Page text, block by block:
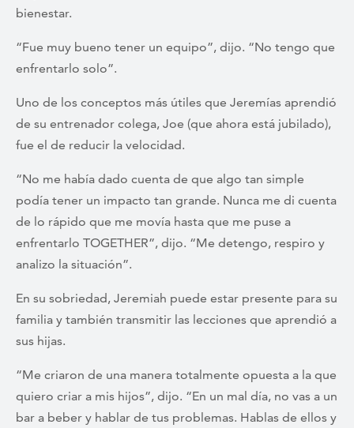
bienestar.
“Fue muy bueno tener un equipo”, dijo. “No tengo que
enfrentarlo solo”.
Uno de los conceptos más útiles que Jeremías aprendió
de su entrenador colega, Joe (que ahora está jubilado),
fue el de reducir la velocidad.
“No me había dado cuenta de que algo tan simple
podía tener un impacto tan grande. Nunca me di cuenta
de lo rápido que me movía hasta que me puse a
enfrentarlo TOGETHER”, dijo. “Me detengo, respiro y
analizo la situación”.
En su sobriedad, Jeremiah puede estar presente para su
familia y también transmitir las lecciones que aprendió a
sus hijas.
“Me criaron de una manera totalmente opuesta a la que
quiero criar a mis hijos”, dijo. “En un mal día, no vas a un
bar a beber y hablar de tus problemas. Hablas de ellos y